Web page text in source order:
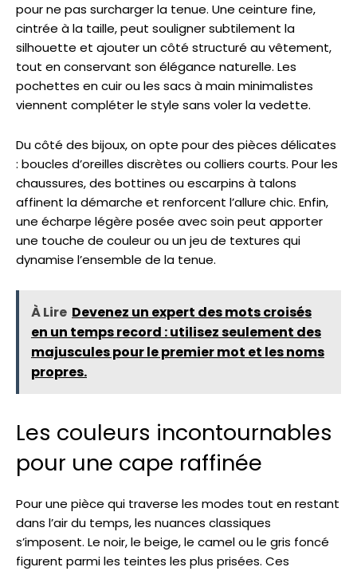
pour ne pas surcharger la tenue. Une ceinture fine,
cintrée à la taille, peut souligner subtilement la
silhouette et ajouter un côté structuré au vêtement,
tout en conservant son élégance naturelle. Les
pochettes en cuir ou les sacs à main minimalistes
viennent compléter le style sans voler la vedette.
Du côté des bijoux, on opte pour des pièces délicates
: boucles d’oreilles discrètes ou colliers courts. Pour les
chaussures, des bottines ou escarpins à talons
affinent la démarche et renforcent l’allure chic. Enfin,
une écharpe légère posée avec soin peut apporter
une touche de couleur ou un jeu de textures qui
dynamise l’ensemble de la tenue.
À Lire Devenez un expert des mots croisés
en un temps record : utilisez seulement des
majuscules pour le premier mot et les noms
propres.
Les couleurs incontournables
pour une cape raffinée
Pour une pièce qui traverse les modes tout en restant
dans l’air du temps, les nuances classiques
s’imposent. Le noir, le beige, le camel ou le gris foncé
figurent parmi les teintes les plus prisées. Ces